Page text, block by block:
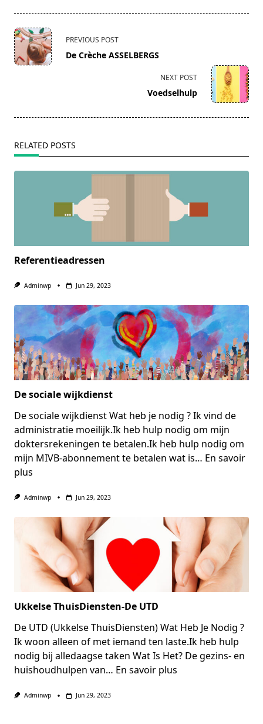
<span
class="nav-
subtitle
PREVIOUS POST
De Crèche ASSELBERGS
NEXT POST
Voedselhulp
RELATED POSTS
Referentieadressen
Adminwp Jun 29, 2023
De sociale wijkdienst
De sociale wijkdienst Wat heb je nodig ? Ik vind de
administratie moeilijk.Ik heb hulp nodig om mijn
doktersrekeningen te betalen.Ik heb hulp nodig om
mijn MIVB-abonnement te betalen wat is… En savoir
plus
Adminwp Jun 29, 2023
Ukkelse ThuisDiensten-De UTD
De UTD (Ukkelse ThuisDiensten) Wat Heb Je Nodig ?
Ik woon alleen of met iemand ten laste.Ik heb hulp
nodig bij alledaagse taken Wat Is Het? De gezins- en
huishoudhulpen van… En savoir plus
Adminwp Jun 29, 2023